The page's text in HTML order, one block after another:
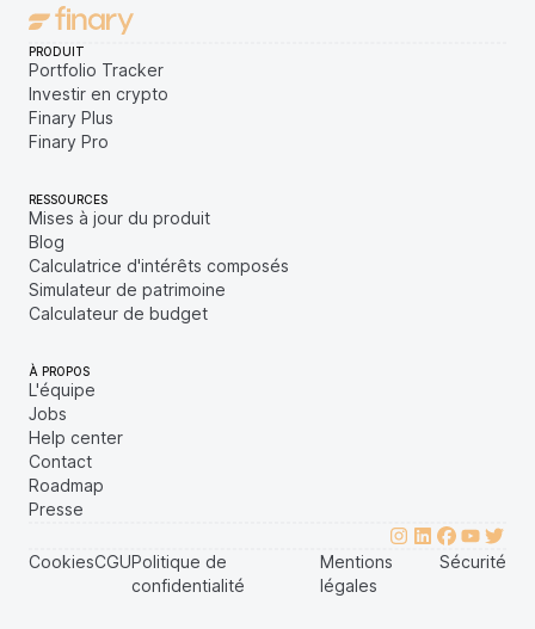
PRODUIT
Portfolio Tracker
Investir en crypto
Finary Plus
Finary Pro
RESSOURCES
Mises à jour du produit
Blog
Calculatrice d'intérêts composés
Simulateur de patrimoine
Calculateur de budget
À PROPOS
L'équipe
Jobs
Help center
Contact
Roadmap
Presse
CookiesCGUPolitique de
confidentialité
Mentions
légales
Sécurité